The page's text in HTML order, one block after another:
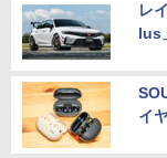
レ
lus
イ